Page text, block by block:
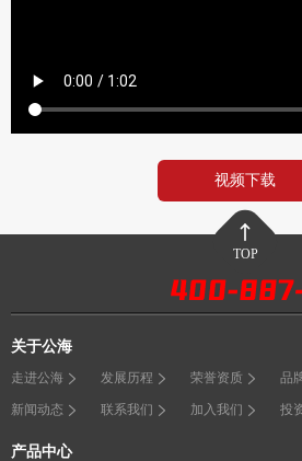
视频下载
TOP
关于公海
走进公海 发展历程 荣誉资质 品
新闻动态 联系我们 加入我们 投
产品中心